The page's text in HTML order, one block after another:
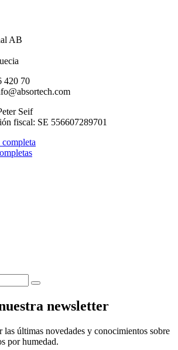
AB
420 70
Seif
fiscal: SE 556607289701
newsletter
las últimas novedades y conocimientos sobre
por humedad.